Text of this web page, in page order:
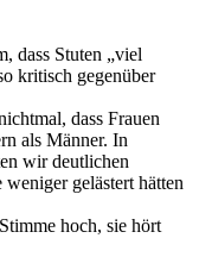
dass Stuten „viel
kritisch gegenüber
dass Frauen
als Männer. In
wir deutlichen
gelästert hätten
hoch, sie hört